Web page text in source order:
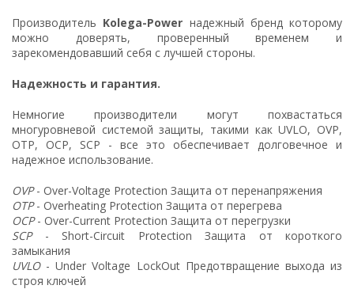
Производитель Kolega-Power надежный бренд которому
можно доверять, проверенный временем и
зарекомендовавший себя с лучшей стороны.
Надежность и гарантия.
Немногие производители могут похвастаться
многуровневой системой защиты, такими как UVLO, OVP,
OTP, OCP, SCP - все это обеспечивает долговечное и
надежное использование.
OVP- Over-Voltage Protection Защита от перенапряжения
OTP- Overheating Protection Защита от перегрева
OCP- Over-Current Protection Защита от перегрузки
SCP- Short-Circuit Protection Защита от короткого
замыкания
UVLO- Under Voltage LockOut Предотвращение выхода из
строя ключей